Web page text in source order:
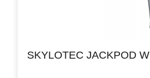
SKYLOTEC JACKPOD